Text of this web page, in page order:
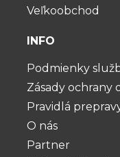
Veľkoobchod
INFO
Podmienky
Zásady ochrany
Pravidlá
O nás
Partner